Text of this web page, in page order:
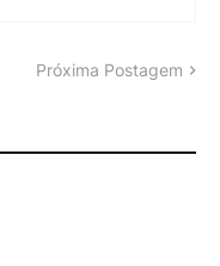
Próxima Postagem